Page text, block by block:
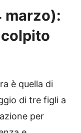
marzo):
è quella di
di tre figli a
per